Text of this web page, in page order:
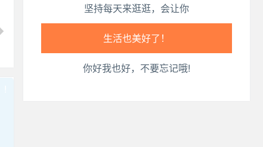
坚持每天来逛逛，会让你
腰也不酸了！
工作也轻松了！
你好我也好，不要忘记哦!